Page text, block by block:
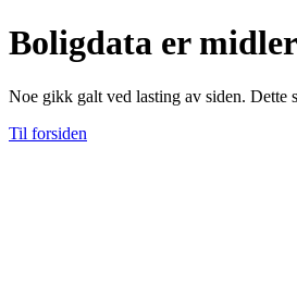
Boligdata er
Noe gikk galt ved lasting av siden. Dette
Til forsiden